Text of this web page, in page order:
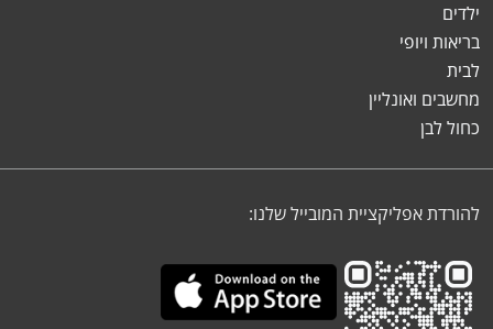
ילדים
בריאות ויופי
לבית
מחשבים ואונליין
כחול לבן
להורדת אפליקציית המובייל שלנו: